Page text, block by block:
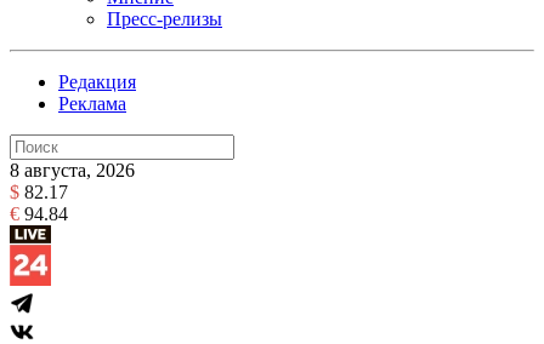
Пресс-релизы
Редакция
Реклама
8 августа, 2026
$ 82.17
€ 94.84